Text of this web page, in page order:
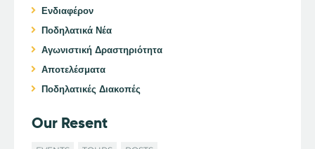
Ενδιαφέρον
Ποδηλατικά Νέα
Αγωνιστική Δραστηριότητα
Αποτελέσματα
Ποδηλατικές Διακοπές
Our Resent